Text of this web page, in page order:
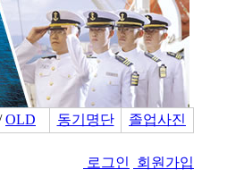
OLD 동기명단
졸업사진
로그인
회원가입